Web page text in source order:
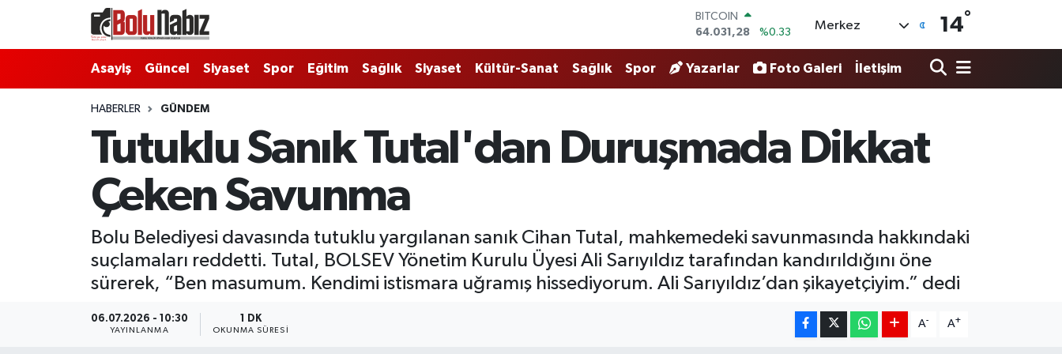
64.031,28
DOLAR
54,8942
%0.19
STERLİN
6249.61
%0.85
BİST100
Merkez 14°
Asayiş Güncel Siyaset Spor Eğitim Sağlık Siyaset Kültür-Sanat Sağlık Spor Yazarlar Foto Galeri İletişim
HABERLER GÜNDEM
Tutuklu Sanık Tutal'dan Duruşmada Dikkat
Çeken Savunma
Bolu Belediyesi davasında tutuklu yargılanan sanık Cihan Tutal, mahkemedeki savunmasında hakkındaki
suçlamaları reddetti. Tutal, BOLSEV Yönetim Kurulu Üyesi Ali Sarıyıldız tarafından kandırıldığını öne
sürerek, “Ben masumum. Kendimi istismara uğramış hissediyorum. Ali Sarıyıldız’dan şikayetçiyim.” dedi
06.07.2026 - 10:30
YAYINLANMA
1 DK
OKUNMA SÜRESI
A- A+
Bolu Namaz Vakitleri
Bolu Trafik Yoğunluk Haritası
Süper Lig Puan Durumu ve Fikstür
Tüm Manşetler